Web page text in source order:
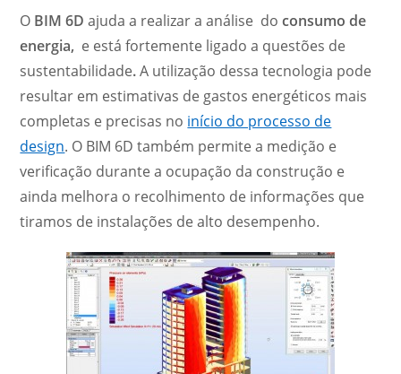
O BIM 6D ajuda a realizar a análise doconsumo de
energia, e está fortemente ligado a questões de
sustentabilidade.A utilização dessa tecnologia pode
resultar em estimativas de gastos energéticos mais
completas e precisas no início do processo de
design. O BIM 6D também permite a medição e
verificação durante a ocupação da construção e
ainda melhora o recolhimento de informações que
tiramos de instalações de alto desempenho.